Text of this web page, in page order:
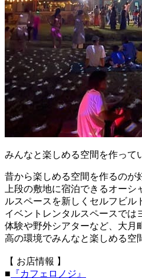
みんなと楽しめる空間を作って
昔から楽しめる空間を作るのが
上段の敷地に宿泊できるオー
ルスペースを新しくセルフビル
イベントレンタルスペースでは
体験や野外シアターなど、大月
高の環境でみんなと楽しめる空
【 お店情報 】
■ 『カフェロノジ』